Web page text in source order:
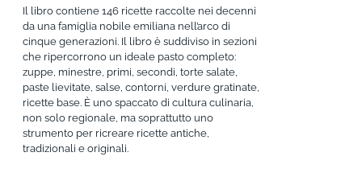
Il libro contiene 146 ricette raccolte nei decenni
da una famiglia nobile emiliana nell’arco di
cinque generazioni. Il libro è suddiviso in sezioni
che ripercorrono un ideale pasto completo:
zuppe, minestre, primi, secondi, torte salate,
paste lievitate, salse, contorni, verdure gratinate,
ricette base. È uno spaccato di cultura culinaria,
non solo regionale, ma soprattutto uno
strumento per ricreare ricette antiche,
tradizionali e originali.